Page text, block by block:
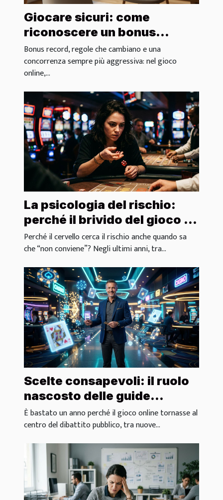
Giocare sicuri: come
riconoscere un bonus
trasparente e affidabile
Bonus record, regole che cambiano e una
concorrenza sempre più aggressiva: nel gioco
online,...
La psicologia del rischio:
perché il brivido del gioco è
irresistibile
Perché il cervello cerca il rischio anche quando sa
che “non conviene”? Negli ultimi anni, tra...
Scelte consapevoli: il ruolo
nascosto delle guide
affidabili nei casinò digitali
È bastato un anno perché il gioco online tornasse al
centro del dibattito pubblico, tra nuove...